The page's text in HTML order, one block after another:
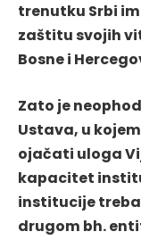
trenutku Srbi
zaštitu svojih
Bosne i
Zato je
Ustava, u
ojačati uloga
kapacitet
institucije
drugom bh.